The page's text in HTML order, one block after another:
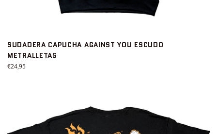
SUDADERA CAPUCHA AGAINST YOU ESCUDO
METRALLETAS
Precio
€24,95